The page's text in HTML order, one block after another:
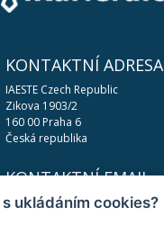
KONTAKTNÍ ADRESA
IAESTE Czech Republic
Zikova 1903/2
160 00 Praha 6
Česká republika
KONTAKTNÍ EMAIL
podpora@ikariera.cz
ukládáním cookies?